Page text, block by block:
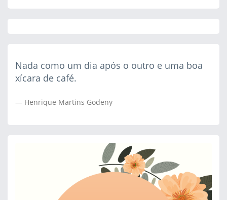
Nada como um dia após o outro e uma boa
xícara de café.
Henrique Martins Godeny